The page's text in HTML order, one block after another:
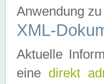
Anwendung
XML-
Aktuelle
eine direkt